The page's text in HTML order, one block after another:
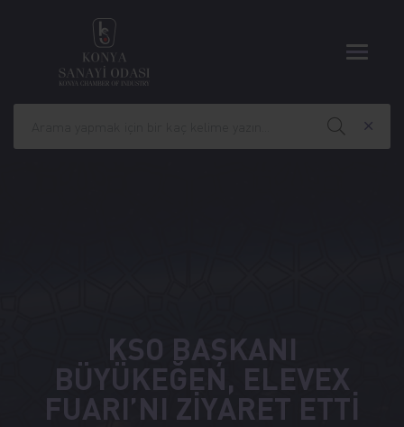
KSO BAŞKANI
BÜYÜKEĞEN, ELEVEX
FUARI’NI ZİYARET ETTİ